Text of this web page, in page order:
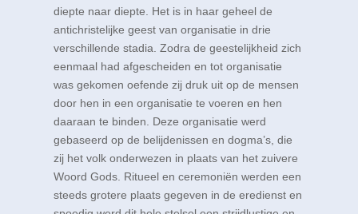
diepte naar diepte. Het is in haar geheel de
antichristelijke geest van organisatie in drie
verschillende stadia. Zodra de geestelijkheid zich
eenmaal had afgescheiden en tot organisatie
was gekomen oefende zij druk uit op de mensen
door hen in een organisatie te voeren en hen
daaraan te binden. Deze organisatie werd
gebaseerd op de belijdenissen en dogma’s, die
zij het volk onderwezen in plaats van het zuivere
Woord Gods. Ritueel en ceremoniën werden een
steeds grotere plaats gegeven in de eredienst en